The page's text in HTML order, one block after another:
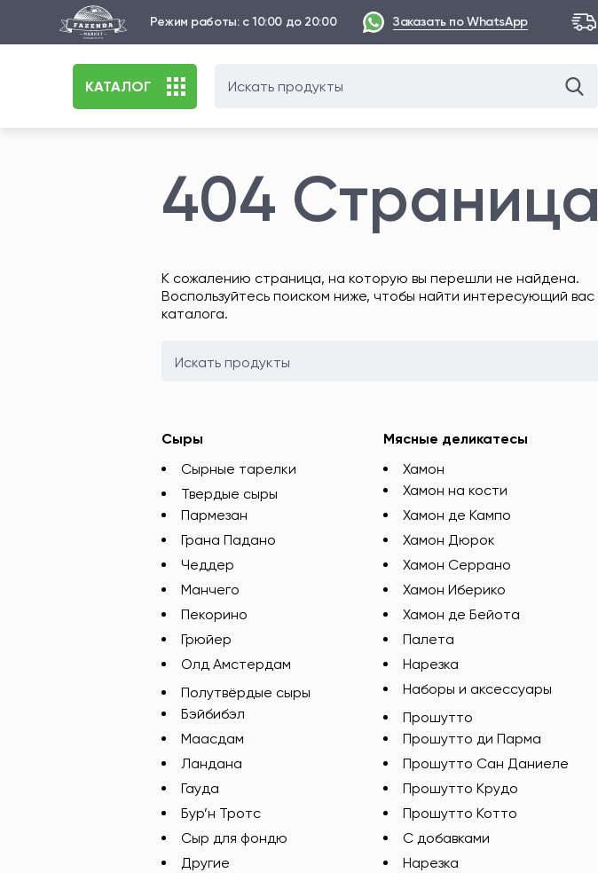
Режим работы: с 10:00 до 20:00 Заказать по WhatsApp
КАТАЛОГ
404
К сожалению страница, на которую вы перешли не найдена.
Воспользуйтесь поиском ниже, чтобы найти интересующий
каталога.
Сыры
Сырные тарелки
Твердые сыры
Пармезан
Грана Падано
Чеддер
Манчего
Пекорино
Грюйер
Олд Амстердам
Полутвёрдые сыры
Бэйбибэл
Маасдам
Ландана
Гауда
Бур’н Тротс
Сыр для фондю
Другие
Мясные деликатесы
Хамон
Хамон на кости
Хамон де Кампо
Хамон Дюрок
Хамон Серрано
Хамон Иберико
Хамон де Бейота
Палета
Нарезка
Наборы и аксессуары
Прошутто
Прошутто ди Парма
Прошутто Сан Даниеле
Прошутто Крудо
Прошутто Котто
С добавками
Нарезка